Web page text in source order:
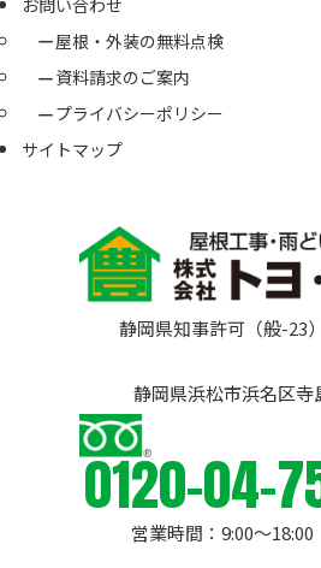
静岡県知事許可（般-23
静岡県浜松市浜名区寺
0120-04-
営業時間：9:00〜
屋根・外装の無料点検
資料請求のご案内
プライバシーポリシー
サイトマップ